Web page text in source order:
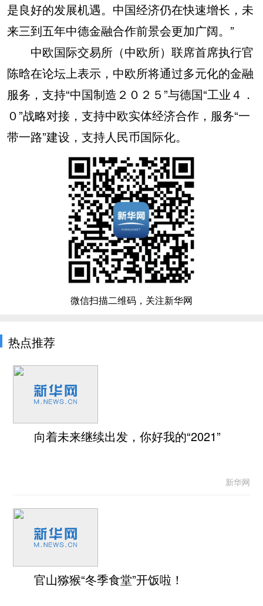
是良好的发展机遇。中国经济仍在快速增长，未
来三到五年中德金融合作前景会更加广阔。”
中欧国际交易所（中欧所）联席首席执行官
陈晗在论坛上表示，中欧所将通过多元化的金融
服务，支持“中国制造２０２５”与德国“工业４．
０”战略对接，支持中欧实体经济合作，服务“一
带一路”建设，支持人民币国际化。
微信扫描二维码，关注新华网
热点推荐
向着未来继续出发，你好我的“2021”
新华网
官山猕猴“冬季食堂”开饭啦！